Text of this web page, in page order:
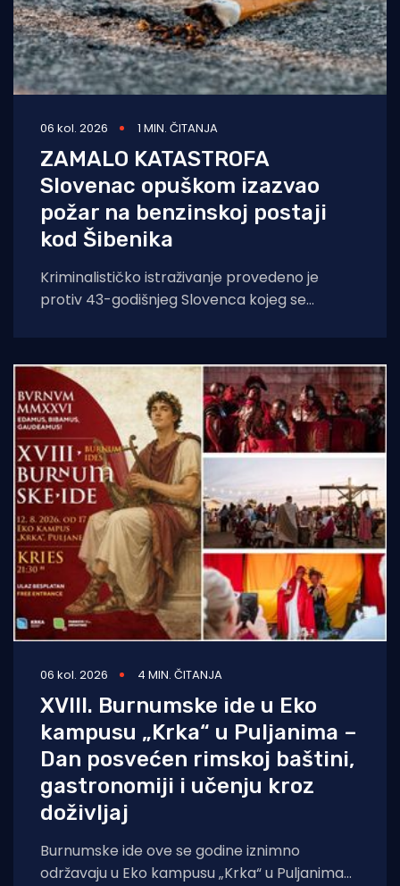
06 kol. 2026 1 MIN. ČITANJA
ZAMALO KATASTROFA
Slovenac opuškom izazvao
požar na benzinskoj postaji
kod Šibenika
Kriminalističko istraživanje provedeno je
protiv 43-godišnjeg Slovenca kojeg se
06 kol. 2026 4 MIN. ČITANJA
XVIII. Burnumske ide u Eko
kampusu „Krka“ u Puljanima –
Dan posvećen rimskoj baštini,
gastronomiji i učenju kroz
doživljaj
Burnumske ide ove se godine iznimno
održavaju u Eko kampusu „Krka“ u Puljanima